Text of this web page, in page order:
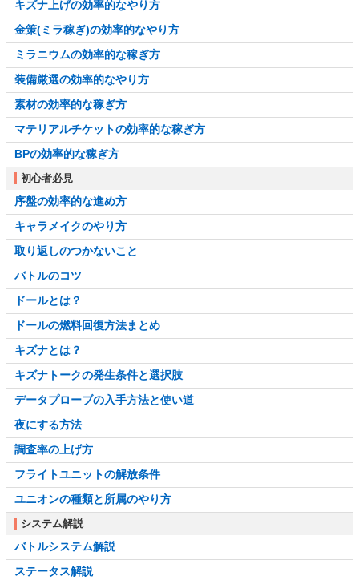
キズナ上げの効率的なやり方
金策(ミラ稼ぎ)の効率的なやり方
ミラニウムの効率的な稼ぎ方
装備厳選の効率的なやり方
素材の効率的な稼ぎ方
マテリアルチケットの効率的な稼ぎ方
BPの効率的な稼ぎ方
初心者必見
序盤の効率的な進め方
キャラメイクのやり方
取り返しのつかないこと
バトルのコツ
ドールとは？
ドールの燃料回復方法まとめ
キズナとは？
キズナトークの発生条件と選択肢
データプローブの入手方法と使い道
夜にする方法
調査率の上げ方
フライトユニットの解放条件
ユニオンの種類と所属のやり方
システム解説
バトルシステム解説
ステータス解説